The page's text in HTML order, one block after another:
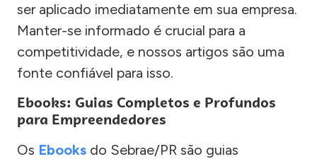
ser aplicado imediatamente em sua empresa.
Manter-se informado é crucial para a
competitividade, e nossos artigos são uma
fonte confiável para isso.
Ebooks: Guias Completos e Profundos
para Empreendedores
Os Ebooks do Sebrae/PR são guias